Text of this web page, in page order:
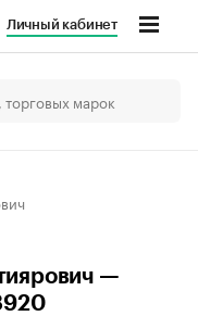
Личный кабинет
—